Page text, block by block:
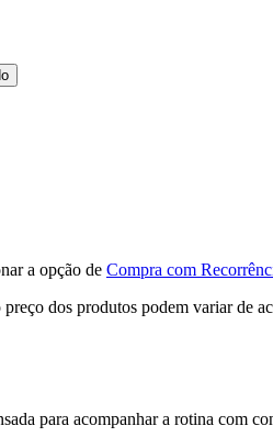
a opção de Compra com
dos produtos podem variar
para acompanhar a rotina com